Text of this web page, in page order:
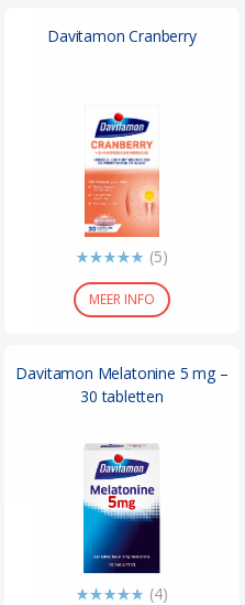
Davitamon Cranberry
MEER INFO
(5)
Davitamon Melatonine 5 mg –
30 tabletten
(4)